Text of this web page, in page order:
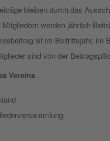
bleiben durch das
Mitgliedern werden jährlich
ist im Beitrittsjahr, im
sind von der
Vereins